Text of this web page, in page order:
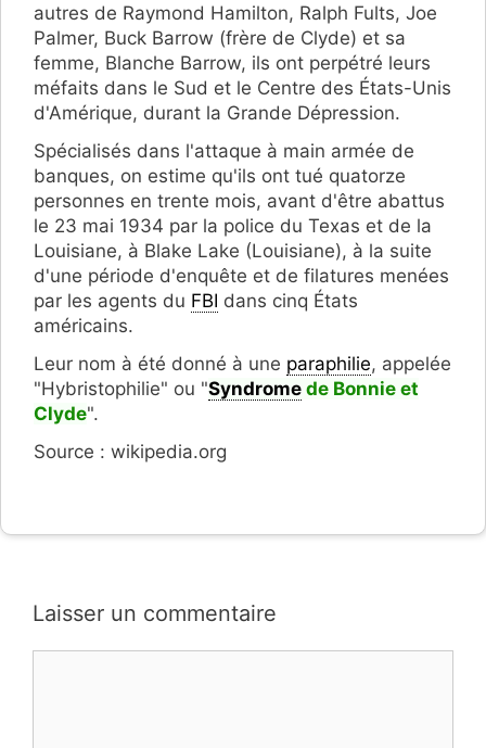
autres de Raymond Hamilton, Ralph Fults, Joe
Palmer, Buck Barrow (frère de Clyde) et sa
femme, Blanche Barrow, ils ont perpétré leurs
méfaits dans le Sud et le Centre des États-Unis
d'Amérique, durant la Grande Dépression.
Spécialisés dans l'attaque à main armée de
banques, on estime qu'ils ont tué quatorze
personnes en trente mois, avant d'être abattus
le 23 mai 1934 par la police du Texas et de la
Louisiane, à Blake Lake (Louisiane), à la suite
d'une période d'enquête et de filatures menées
par les agents du FBI dans cinq États
américains.
Leur nom à été donné à une paraphilie, appelée
"Hybristophilie" ou "Syndrome de Bonnie et
Clyde".
Source : wikipedia.org
Laisser un commentaire